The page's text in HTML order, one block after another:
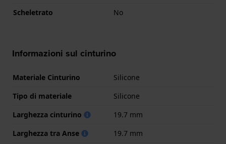
Scheletrato
No
Informazioni sul cinturino
Materiale Cinturino
Silicone
Tipo di materiale
Silicone
Larghezza cinturino
19.7 mm
Larghezza tra Anse
19.7 mm